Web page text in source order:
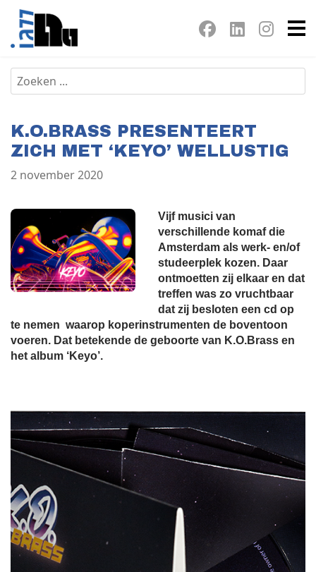
K.O.BRASS PRESENTEERT
ZICH MET ‘KEYO’ WELLUSTIG
2 november 2020
Vijf musici van
verschillende komaf die
Amsterdam als werk- en/of
studeerplek kozen. Daar
ontmoetten zij elkaar en dat
treffen was zo vruchtbaar
dat zij besloten een cd op
te nemen waarop koperinstrumenten de boventoon
voeren. Dat betekende de geboorte van K.O.Brass en
het album ‘Keyo’.